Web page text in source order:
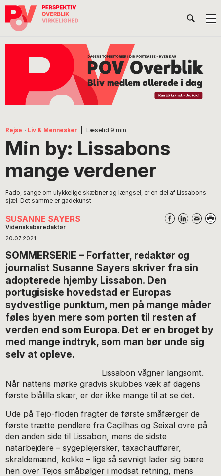
Gå
direkte
Skip
indhold
Gå
direkte
Rejse · Liv & Mennesker Læsetid 9 min.
Min by: Lissabons
mange verdener
Fado, sange om ulykkelige skæbner og længsel, er en del af Lissabons
sjæl. Det samme er gadekunst
SUSANNE SAYERS
Videnskabsredaktør
20.07.2021
SOMMERSERIE – Forfatter, redaktør og
journalist Susanne Sayers skriver fra sin
adopterede hjemby Lissabon. Den
portugisiske hovedstad er Europas
sydvestlige punktum, men på mange måder
føles byen mere som porten til resten af
verden end som Europa. Det er en broget by
med mange indtryk, som man bør unde sig
selv at opleve.
Lissabon vågner langsomt.
Når nattens mørke gradvis skubbes væk af dagens
første blålilla skær, er der ikke mange til at se det.
Ude på Tejo-floden fragter de første småfærger de
første trætte pendlere fra Caçilhas og Seixal ovre på
den anden side til Lissabon, mens de sidste
natarbejdere – sygeplejersker, taxachauffører,
skraldemænd, kokke – lige så søvnigt lader sig bære
hen over Tejos småbølger i modsat retning, mens